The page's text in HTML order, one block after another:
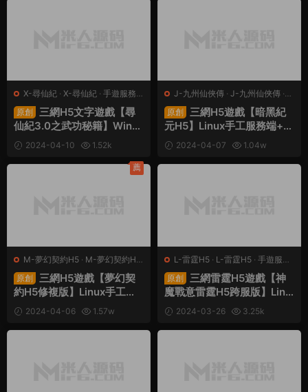
X-尋仙紀 · X-尋仙紀 · 手遊服務
端· 頁遊服務端
原創
三網H5文字遊戲【尋
仙紀3.0之武功秘籍】Win一
鍵服務端+GM後台+視頻架
設教程
2024-04-10
1.52k
J-九州仙俠傳 · J-九州仙俠傳 ·
手遊服務端 ·頁遊服務端
原創
三網H5遊戲【暗黑紀
元H5】Linux手工服務端+運
營後台+GM清包授權後台
+視頻架設教程
2024-04-07
1.04w
M-夢幻契約H5 · M-夢幻契約H5
·手遊服務端·頁遊服務端
原創
三網H5遊戲【夢幻契
約H5修複版】Linux手工服
務端+多區跨服+管理後台+
GM授權後台+視頻架設教程
2024-04-06
1.57w
薦
L-雷霆H5 · L-雷霆H5 · 手遊服務
端· 頁遊服務端
原創
三網雷霆H5遊戲【神
魔戰意雷霆H5跨服版】Linu
x手工服務端+多區跨服+GM
授權後台+視頻架設教程
2024-03-26
3.25k